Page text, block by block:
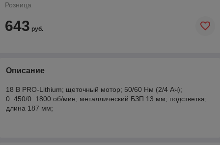
Розница
643 руб.
Описание
18 В PRO-Lithium; щеточный мотор; 50/60 Нм (2/4 Ач);
0..450/0..1800 об/мин; металлический БЗП 13 мм; подстветка;
длина 187 мм;